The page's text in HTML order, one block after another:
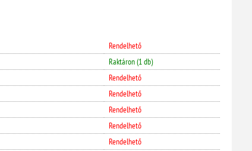
Rendelhető
Raktáron (1 db)
Rendelhető
Rendelhető
Rendelhető
Rendelhető
Rendelhető